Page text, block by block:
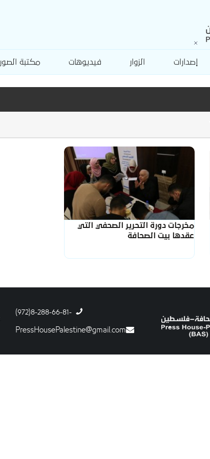
إصدارات الزوار فيديوهات مكتبة الصور
مخرجات دورة التحرير الصحفي التي
عقدها بيت الصحافة
-8-288-66-81(972)
PressHousePalestine@gmail.com